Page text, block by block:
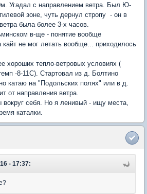
Угадал с направлением ветра. Был Ю-
зоне, чуть дернул стропу - он в
была более 3-х часов.
в-ще - понятие вообще
кайт не мог летать вообще... приходилось
хороших тепло-ветровых условиях (
-8-11С). Стартовал из д. Болтино
катаю на "Подольских полях" или в д.
от направления ветра.
вокруг себя. Но я ленивый - ищу места,
каталки.
- 17:37: